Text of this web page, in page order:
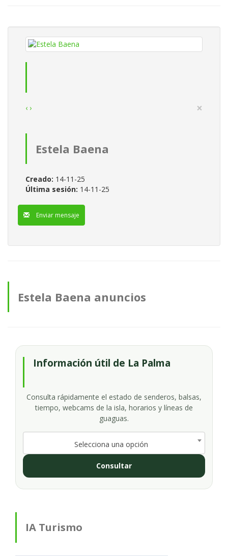
‹ › ×
Estela Baena
Creado: 14-11-25
Última sesión: 14-11-25
Enviar mensaje
Estela Baena anuncios
Información útil de La Palma
Consulta rápidamente el estado de senderos, balsas,
tiempo, webcams de la isla, horarios y líneas de
guaguas.
Selecciona una opción
Consultar
IA Turismo